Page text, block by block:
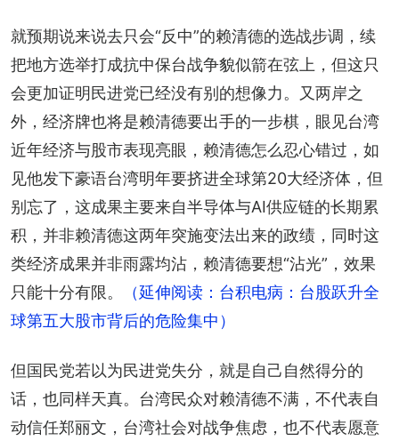
就预期说来说去只会“反中”的赖清德的选战步调，续
把地方选举打成抗中保台战争貌似箭在弦上，但这只
会更加证明民进党已经没有别的想像力。又两岸之
外，经济牌也将是赖清德要出手的一步棋，眼见台湾
近年经济与股市表现亮眼，赖清德怎么忍心错过，如
见他发下豪语台湾明年要挤进全球第20大经济体，但
别忘了，这成果主要来自半导体与AI供应链的长期累
积，并非赖清德这两年突施变法出来的政绩，同时这
类经济成果并非雨露均沾，赖清德要想“沾光”，效果
只能十分有限。
（延伸阅读：台积电病：台股跃升全
球第五大股市背后的危险集中）
但国民党若以为民进党失分，就是自己自然得分的
话，也同样天真。台湾民众对赖清德不满，不代表自
动信任郑丽文，台湾社会对战争焦虑，也不代表愿意